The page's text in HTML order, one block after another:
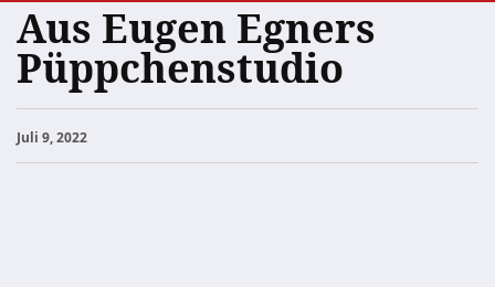
Aus Eugen Egners
Püppchenstudio
Juli 9, 2022